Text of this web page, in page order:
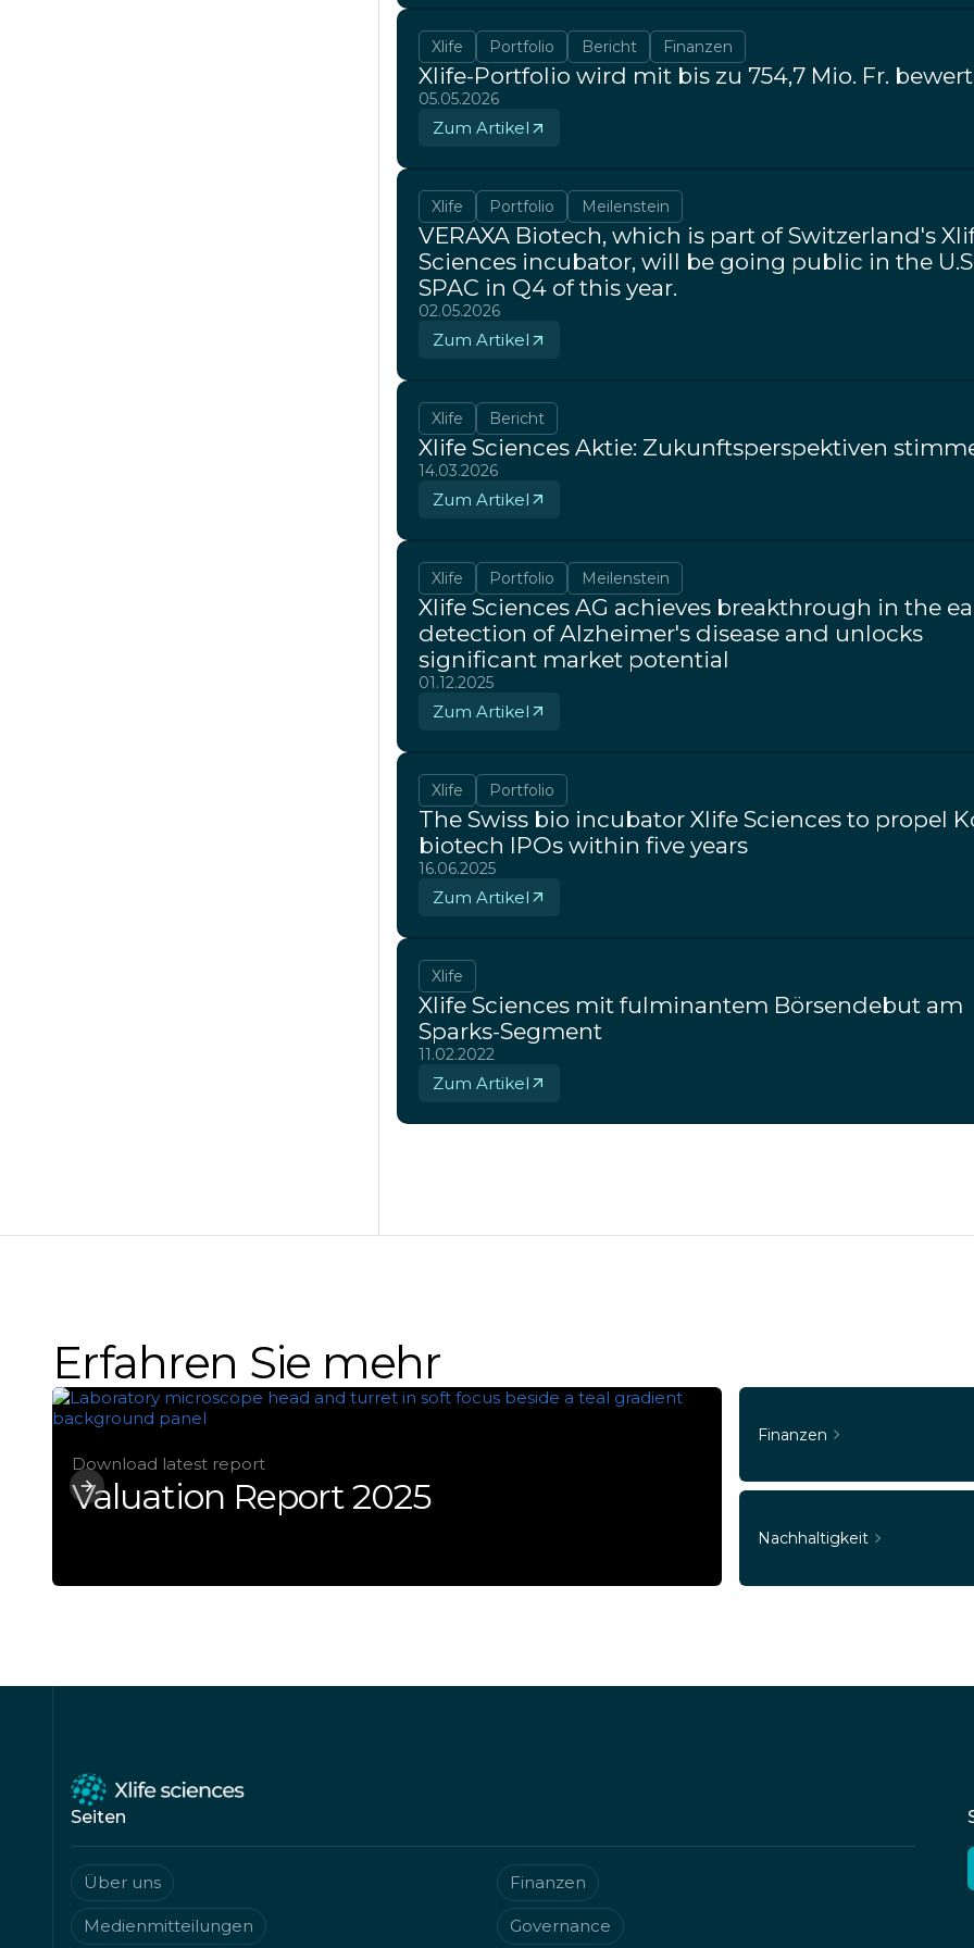
Xlife Portfolio Bericht Finanzen
Xlife-Portfolio wird mit bis zu 754,7 Mio. Fr.
05.05.2026
Zum Artikel
Xlife Portfolio Meilenstein
VERAXA Biotech, which is part of Switzerland's
Sciences incubator, will be going public in the
SPAC in Q4 of this year.
02.05.2026
Zum Artikel
Xlife Bericht
Xlife Sciences Aktie: Zukunftsperspektiven
14.03.2026
Zum Artikel
Xlife Portfolio Meilenstein
Xlife Sciences AG achieves breakthrough in the
detection of Alzheimer's disease and unlocks
significant market potential
01.12.2025
Zum Artikel
Xlife Portfolio
The Swiss bio incubator Xlife Sciences to propel
biotech IPOs within five years
16.06.2025
Zum Artikel
Xlife
Xlife Sciences mit fulminantem Börsendebut am
Sparks-Segment
11.02.2022
Zum Artikel
Erfahren Sie mehr
Download latest report
Valuation Report 2025
Finanzen
Nachhaltigkeit
Seiten
Über uns Finanzen
Medienmitteilungen Governance